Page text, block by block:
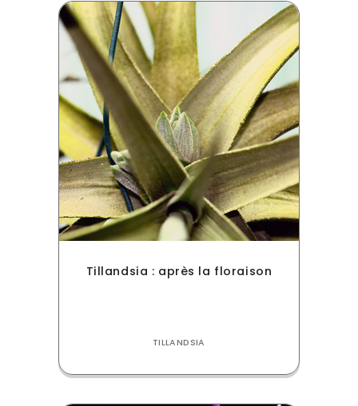
Tillandsia : après la floraison
TILLANDSIA